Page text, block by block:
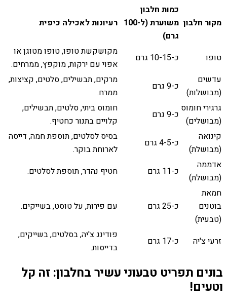
מקור חלבון
כמות חלבון
משוערת (ל-100
גרם)
רעיונות לאכילה כיפית
טופו כ-10-15 גרם
מקושקשת טופו, טופו מטוגן או
אפוי עם ירקות, מוקפץ, ממרחים.
עדשים
(מבושלות)
כ-9 גרם
מרקים, תבשילים, סלטים, קציצות,
ממרח.
גרגירי חומוס
(מבושלים)
כ-9 גרם
חומוס ביתי, סלטים, תבשילים,
קלויים בתנור כחטיף.
קינואה
(מבושלת)
כ-4-5 גרם
בסיס לסלטים, תוספת חמה, דייסה
לארוחת בוקר.
אדממה
(מבושלת)
כ-11 גרם
חטיף נהדר, תוספת לסלטים.
חמאת
בוטנים
(טבעית)
כ-25 גרם עם פירות, על טוסט, בשייקים.
זרעי צ'יה כ-17 גרם
פודינג צ'יה, בסלטים, בשייקים,
בדייסות.
בונים תפריט טבעוני עשיר בחלבון: זה קל
וטעים!